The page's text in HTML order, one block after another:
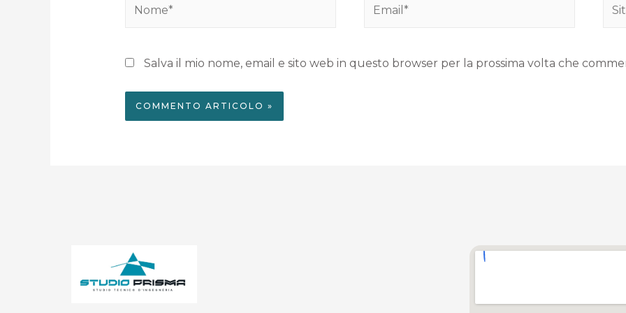
Salva il mio nome, email e sito web in questo browser per la prossima volta che